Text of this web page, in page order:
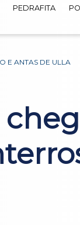
PEDRAFITA
E ANTAS DE ULLA